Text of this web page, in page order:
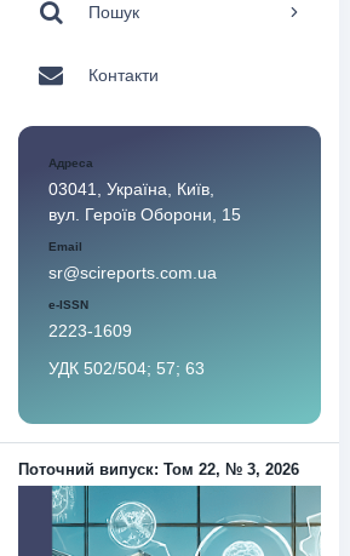
Пошук
Контакти
Адреса
03041, Україна, Київ,
вул. Героїв Оборони, 15
Email
sr@scireports.com.ua
e-ISSN
2223-1609
УДК 502/504; 57; 63
Поточний випуск: Том 22, № 3, 2026